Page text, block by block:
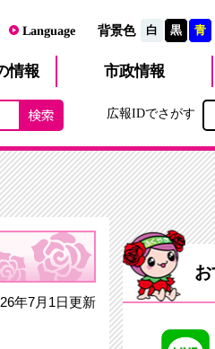
Language 背景色 白 黒 青
情報 市政情報
広報IDでさがす
年7月1日更新